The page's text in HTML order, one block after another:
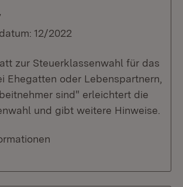
12/2022
zur Steuerklassenwahl für das
Ehegatten oder Lebenspartnern,
sind" erleichtert die
und gibt weitere Hinweise.